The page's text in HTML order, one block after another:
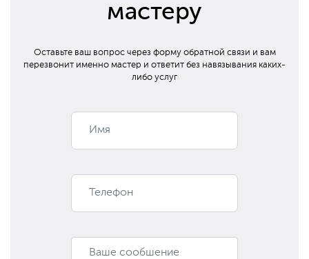
мастеру
Оставьте ваш вопрос через форму обратной связи и вам
перезвонит именно мастер и ответит без навязывания каких-
либо услуг